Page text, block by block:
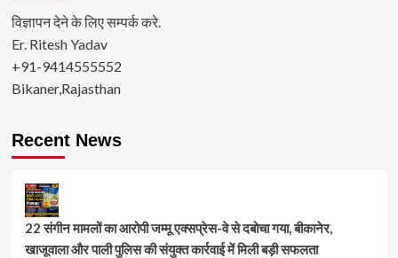
विज्ञापन देने के लिए सम्पर्क करे.
Er. Ritesh Yadav
+91-9414555552
Bikaner,Rajasthan
Recent News
22 संगीन मामलों का आरोपी जम्मू एक्सप्रेस-वे से दबोचा गया, बीकानेर,
खाजूवाला और पाली पुलिस की संयुक्त कार्रवाई में मिली बड़ी सफलता